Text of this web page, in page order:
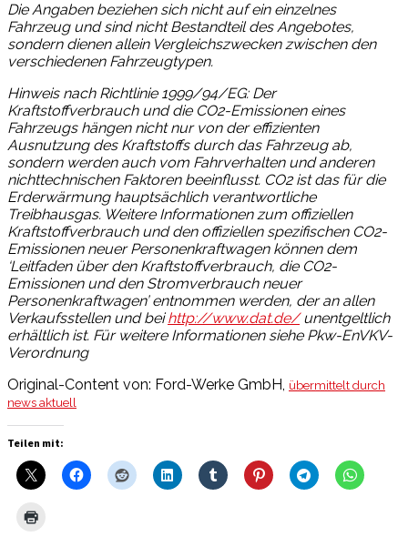
Die Angaben beziehen sich nicht auf ein einzelnes
Fahrzeug und sind nicht Bestandteil des Angebotes,
sondern dienen allein Vergleichszwecken zwischen den
verschiedenen Fahrzeugtypen.
Hinweis nach Richtlinie 1999/94/EG: Der
Kraftstoffverbrauch und die CO2-Emissionen eines
Fahrzeugs hängen nicht nur von der effizienten
Ausnutzung des Kraftstoffs durch das Fahrzeug ab,
sondern werden auch vom Fahrverhalten und anderen
nichttechnischen Faktoren beeinflusst. CO2 ist das für die
Erderwärmung hauptsächlich verantwortliche
Treibhausgas. Weitere Informationen zum offiziellen
Kraftstoffverbrauch und den offiziellen spezifischen CO2-
Emissionen neuer Personenkraftwagen können dem
‘Leitfaden über den Kraftstoffverbrauch, die CO2-
Emissionen und den Stromverbrauch neuer
Personenkraftwagen’ entnommen werden, der an allen
Verkaufsstellen und beihttp://www.dat.de/unentgeltlich
erhältlich ist. Für weitere Informationen siehe Pkw-EnVKV-
Verordnung
Original-Content von: Ford-Werke GmbH, übermittelt durch
news aktuell
Teilen mit: